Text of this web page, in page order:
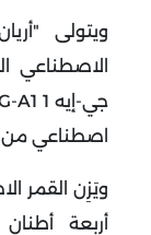
الاصطناعي
جي-إيه 1
A1
اصطناعي من
أربعة